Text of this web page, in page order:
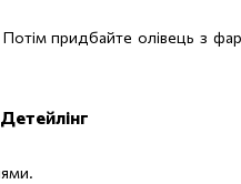
Потім придбайте олівець з